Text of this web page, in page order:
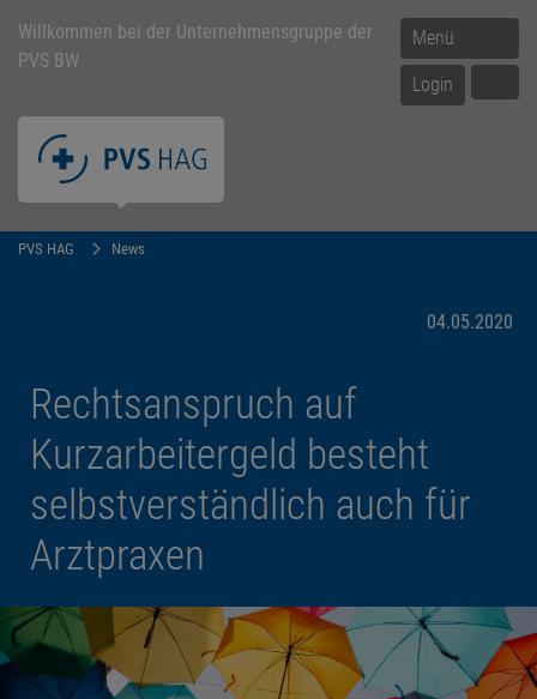
Menü
Login
Willkommen bei der Unternehmensgruppe der
PVS BW
PVS HAG News
04.05.2020
Rechtsanspruch auf
Kurzarbeitergeld besteht
selbstverständlich auch für
Arztpraxen